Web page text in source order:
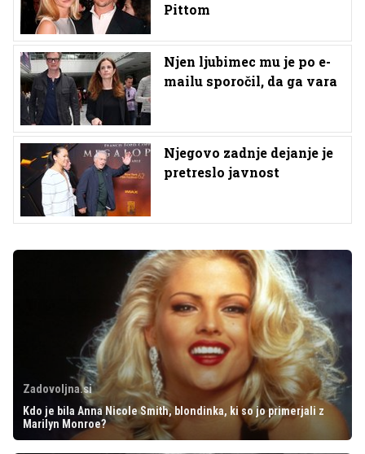
Pittom
Njen ljubimec mu je po e-
mailu sporočil, da ga vara
Njegovo zadnje dejanje je
pretreslo javnost
Zadovoljna.si
Kdo je bila Anna Nicole Smith, blondinka, ki so jo primerjali z
Marilyn Monroe?